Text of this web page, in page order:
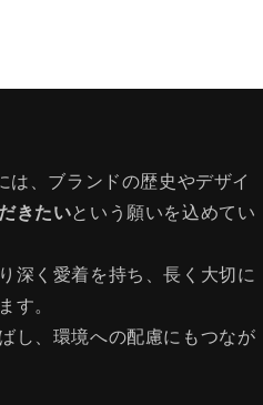
は、ブランドの歴史やデザイ
きたいという願いを込めてい
深く愛着を持ち、長く大切に
す。
し、環境への配慮にもつなが